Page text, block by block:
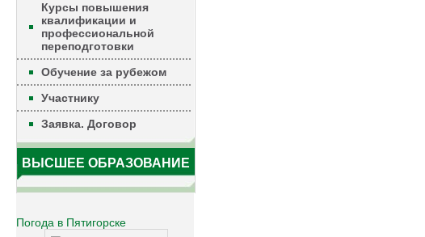
Курсы повышения
квалификации и
профессиональной
переподготовки
Обучение за рубежом
Участнику
Заявка. Договор
ВЫСШЕЕ ОБРАЗОВАНИЕ
Погода в Пятигорске